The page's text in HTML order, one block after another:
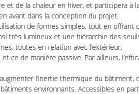
et de la chaleur en hiver, et participera à
avant dans la conception du projet.
de formes simples, tout en offrant
très lumineux et une hiérarchie des
toutes en relation avec l’extérieur.
ce de manière passive. Par ailleurs,
l’inertie thermique du bâtiment,
environnants. Accessibles en